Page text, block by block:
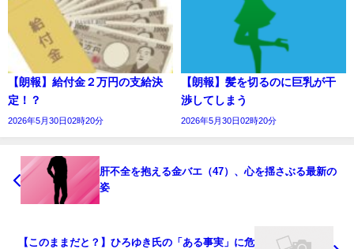
【朗報】給付金２万円の支給決
定！？
2026年5月30日02時20分
【朗報】髪を切るのに巨乳が干
渉してしまう
2026年5月30日02時20分
肝不全を抱える金バエ（47）、心を揺さぶる最新の
姿
【このままだと？】ひろゆき氏の「ある事実」に危